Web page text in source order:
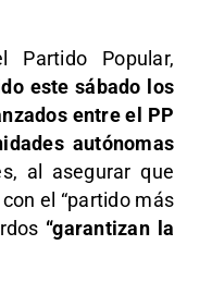
Partido Popular,
este sábado los
entre el PP
autónomas
al asegurar que
el “partido más
“garantizan la